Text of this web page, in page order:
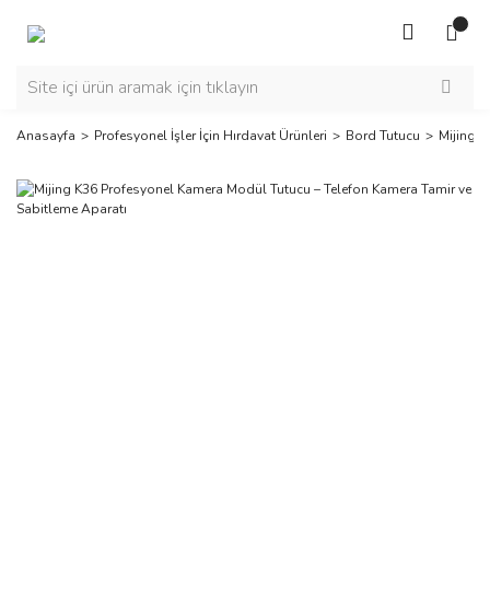
Anasayfa Profesyonel İşler İçin Hırdavat Ürünleri Bord Tutucu Mijing